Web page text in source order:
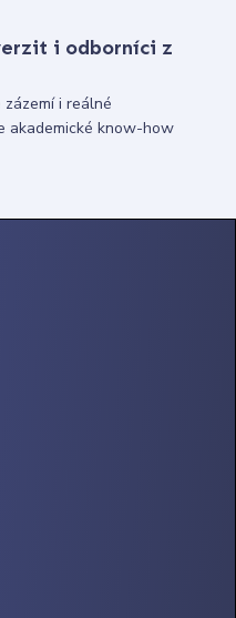
i odborníci z
i reálné
akademické know-how